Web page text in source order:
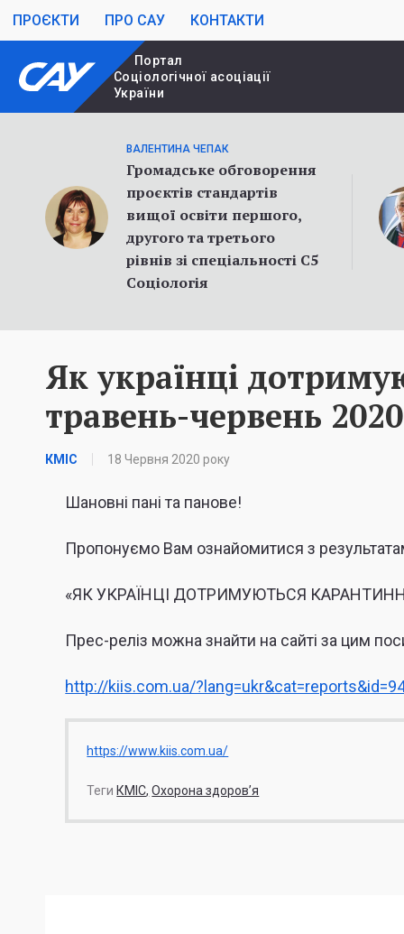
ПРОЄКТИ ПРО САУ КОНТАКТИ
Портал
Cоціологічної асоціації
України
ВАЛЕНТИНА ЧЕПАК
Громадське обговорення
проєктів стандартів
вищої освіти першого,
другого та третього
рівнів зі спеціальності С5
Соціологія
Як українці
травень-червень 2020
КМІС 18 Червня 2020 року
Шановні пані та панове!
Пропонуємо Вам ознайомитися з
«ЯК УКРАЇНЦІ ДОТРИМУЮТЬСЯ
Прес-реліз можна знайти на сайті за цим
http://kiis.com.ua/
https://www.kiis.com.ua/
Теги КМІС Охорона здоров’я